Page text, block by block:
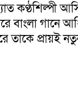
কণ্ঠশিল্পী
বাংলা গানে
তাকে প্রায়ই